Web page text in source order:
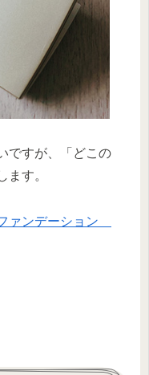
ですが、「どこの
ます。
ァンデーション